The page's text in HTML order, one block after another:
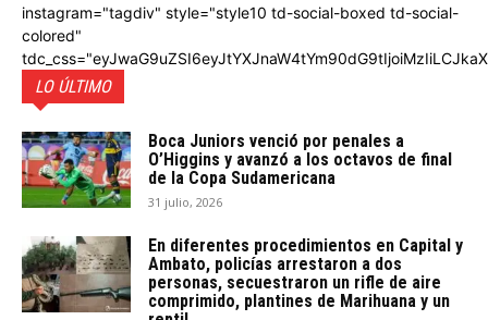
instagram="tagdiv" style="style10 td-social-boxed td-social-
colored"
LO ÚLTIMO
Boca Juniors venció por penales a
O’Higgins y avanzó a los octavos de final
de la Copa Sudamericana
31 julio, 2026
En diferentes procedimientos en Capital y
Ambato, policías arrestaron a dos
personas, secuestraron un rifle de aire
comprimido, plantines de Marihuana y un